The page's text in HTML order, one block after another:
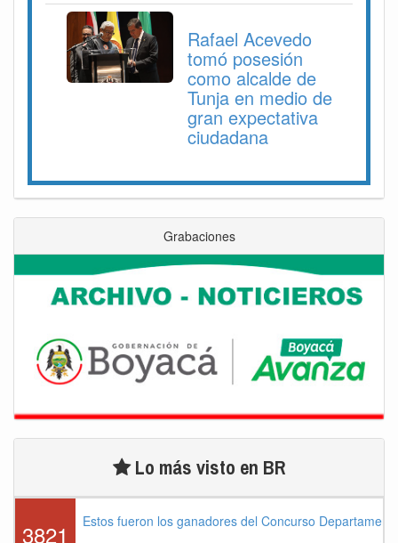
Rafael Acevedo
tomó posesión
como alcalde de
Tunja en medio de
gran expectativa
ciudadana
Grabaciones
Lo más visto en BR
3821 Estos fueron los ganadores del Concurso